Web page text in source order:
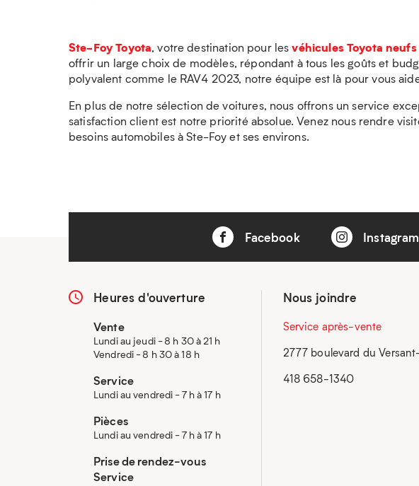
Ste-Foy Toyota, votre destination pour lesvéhicules Toyota neufs
offrir un large choix de modèles, répondant à tous les goûts et
polyvalent comme le RAV4 2023, notre équipe est là pour vous
En plus de notre sélection de voitures, nous offrons un service
satisfaction client est notre priorité absolue. Venez nous rendre
besoins automobiles à Ste-Foy et ses environs.
Facebook Instagram
Heures d'ouverture
Vente
Lundi au jeudi - 8 h 30 à 21 h
Vendredi - 8 h 30 à 18 h
Service
Lundi au vendredi - 7 h à 17 h
Pièces
Lundi au vendredi - 7 h à 17 h
Prise de rendez-vous
Service
Nous joindre
Service après-vente
2777 boulevard du
418 658-1340